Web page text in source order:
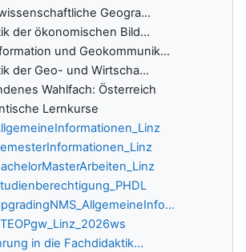
Geogra...
der ökonomischen Bild...
und Geokommunik...
der Geo- und Wirtscha...
Wahlfach: Österreich
Lernkurse
in die Fachdidaktik...